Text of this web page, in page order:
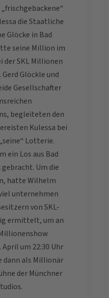
die Staatliche
Glöcke in Bad
seine Million im
der SKL Millionen
Glöckle und
Gesellschafter
begleiteten den
Kulessa bei
Lotterie.
ein Los aus Bad
Um die
hatte Wilhelm
unternehmen
von SKL-
ermittelt, um an
um 22:30 Uhr
dann als Millionär
der Münchner